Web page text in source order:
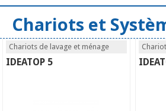
Chariots et
Chariots de lavage et ménage
IDEATOP 5